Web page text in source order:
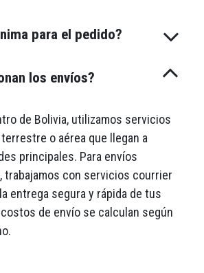
para el pedido?
los envíos?
de Bolivia, utilizamos servicios
o aérea que llegan a
principales. Para envíos
trabajamos con servicios courrier
entrega segura y rápida de tus
de envío se calculan según